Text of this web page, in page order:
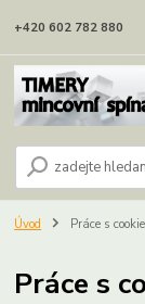
+420 602 782 880
Úvod Práce s
Práce s